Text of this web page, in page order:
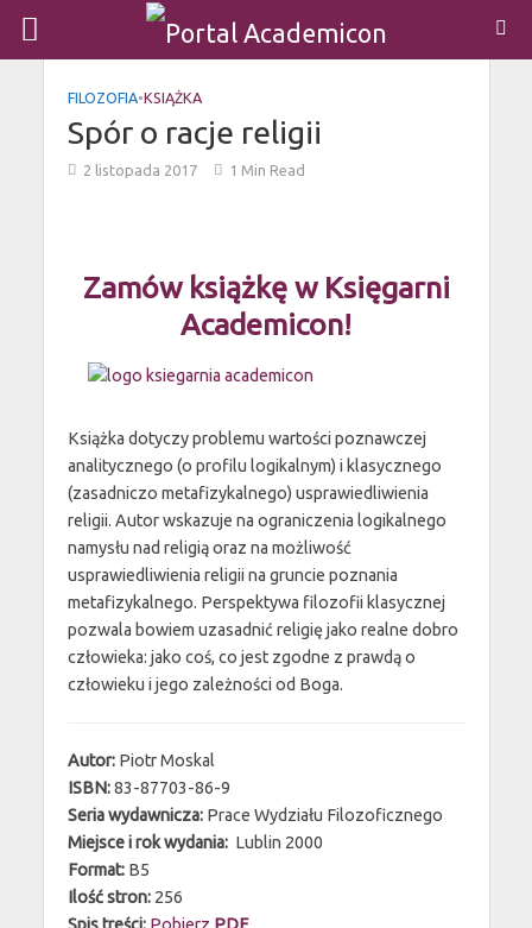
FILOZOFIA•KSIĄŻKA
Spór o racje religii
2 listopada 2017 1 Min Read
Zamów książkę w Księgarni
Academicon!
Książka dotyczy problemu wartości poznawczej
analitycznego (o profilu logikalnym) i klasycznego
(zasadniczo metafizykalnego) usprawiedliwienia
religii. Autor wskazuje na ograniczenia logikalnego
namysłu nad religią oraz na możliwość
usprawiedliwienia religii na gruncie poznania
metafizykalnego. Perspektywa filozofii klasycznej
pozwala bowiem uzasadnić religię jako realne dobro
człowieka: jako coś, co jest zgodne z prawdą o
człowieku i jego zależności od Boga.
Autor:Piotr Moskal
ISBN:83-87703-86-9
Seria wydawnicza: Prace Wydziału Filozoficznego
Miejsce i rok wydania: Lublin 2000
Format:B5
Ilość stron: 256